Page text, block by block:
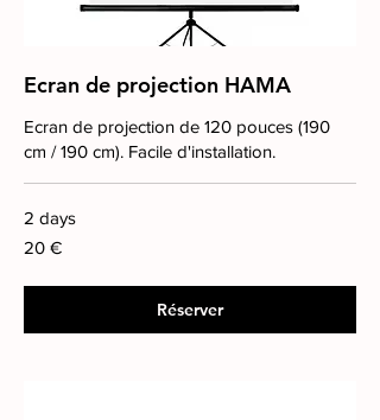
Ecran de projection HAMA
Ecran de projection de 120 pouces (190
cm / 190 cm). Facile d'installation.
2 days
20
euros
20 €
Réserver